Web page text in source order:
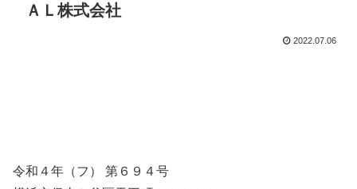
ＡＬ株式会社
2022.07.06
令和４年（フ） 第６９４号